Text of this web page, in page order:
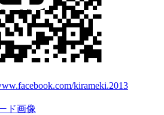
kirameki.2013